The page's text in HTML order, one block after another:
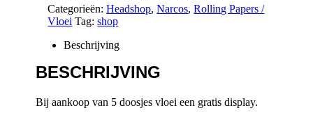
Categorieën:Headshop,Narcos,Rolling Papers /
Vloei Tag:shop
Beschrijving
BESCHRIJVING
Bij aankoop van 5 doosjes vloei een gratis display.